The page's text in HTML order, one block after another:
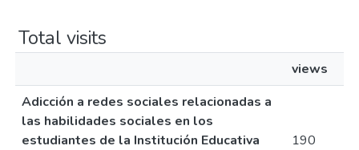
Total visits
views
Adicción a redes sociales relacionadas a
las habilidades sociales en los
estudiantes de la Institución Educativa
190